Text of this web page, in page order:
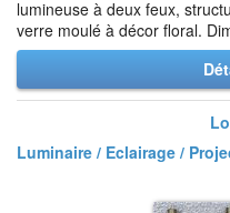
lumineuse à deux feux,
verre moulé à décor floral.
Luminaire / Eclairage /